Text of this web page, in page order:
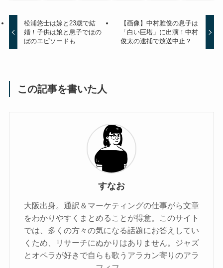
松浦悠士は嫁と23歳で結
婚！子供は娘と息子でほの
ぼのエピソードも
【画像】中村雅俊の息子は
「白い巨塔」に出演！中村
俊太の逮捕で放送中止？
この記事を書いた人
すなお
大阪出身。通訳＆マーケティングの仕事がら文章
をわかりやすくまとめることが得意。このサイト
では、多くの方々の気になる話題にお答えしてい
くため、リサーチにぬかりはありません。ジャズ
とオペラが好きで自らも歌うアラカン寄りのアラ